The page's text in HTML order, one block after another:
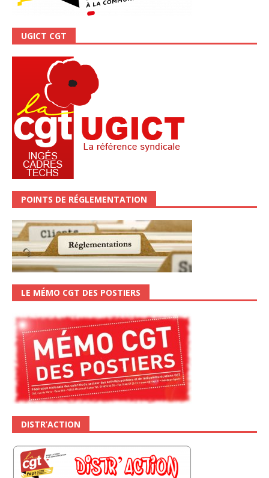
UGICT CGT
POINTS DE RÉGLEMENTATION
LE MÉMO CGT DES POSTIERS
DISTR’ACTION